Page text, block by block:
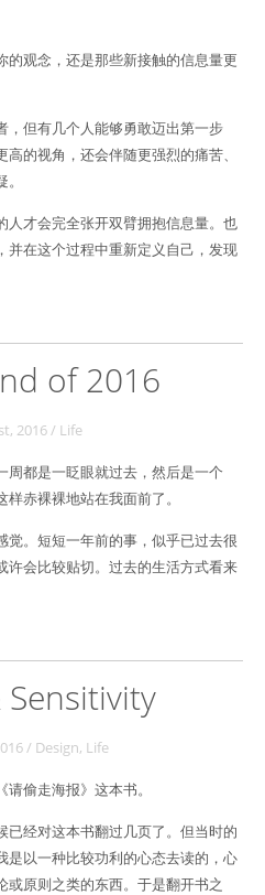
的观念，还是那些新接触的信息量更
，但有几个人能够勇敢迈出第一步
的视角，还会伴随更强烈的痛苦、
人才会完全张开双臂拥抱信息量。也
并在这个过程中重新定义自己，发现
of 2016
st, 2016/ Life
周都是一眨眼就过去，然后是一个
赤裸裸地站在我面前了。
觉。短短一年前的事，似乎已过去很
许会比较贴切。过去的生活方式看来
Sensitivity
/ Design, Life
偷走海报》这本书。
已经对这本书翻过几页了。但当时的
是以一种比较功利的心态去读的，心
原则之类的东西。于是翻开书之